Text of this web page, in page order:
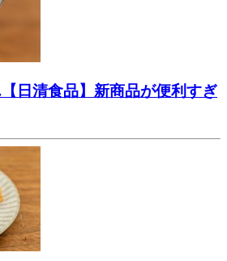
日清食品】新商品が便利すぎ